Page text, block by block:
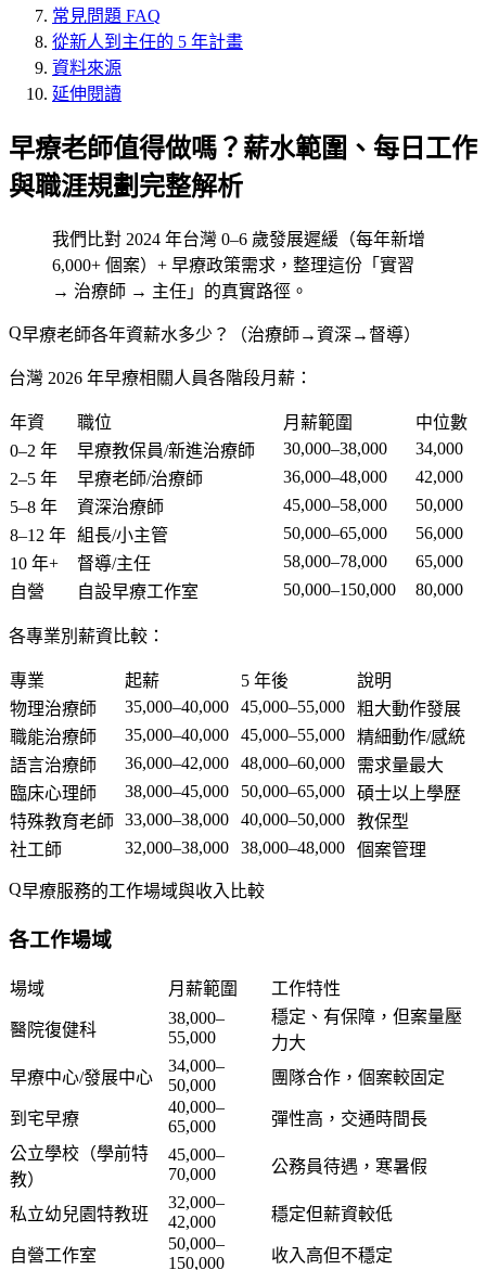
常見問題 FAQ
從新人到主任的 5 年計畫
資料來源
延伸閱讀
早療老師值得做嗎？薪水範圍、每日工作
與職涯規劃完整解析
我們比對 2024 年台灣 0–6 歲發展遲緩（每年新增
6,000+ 個案）+ 早療政策需求，整理這份「實習
→ 治療師 → 主任」的真實路徑。
早療老師各年資薪水多少？（治療師→資深→督導）
台灣 2026 年早療相關人員各階段月薪：
年資 職位 月薪範圍
中位數
0–2 年
早療教保員/新進治療師 30,000–38,000
34,000
2–5 年
早療老師/治療師 36,000–48,000
42,000
5–8 年
資深治療師 45,000–58,000
50,000
8–12 年 組長/小主管 50,000–65,000
56,000
10 年+
督導/主任 58,000–78,000
65,000
自營
自設早療工作室 50,000–150,000 80,000
各專業別薪資比較：
專業 起薪 5 年後
說明
物理治療師
35,000–40,000 45,000–55,000
粗大動作發展
職能治療師
35,000–40,000 45,000–55,000
精細動作/感統
語言治療師
36,000–42,000 48,000–60,000
需求量最大
臨床心理師
38,000–45,000 50,000–65,000
碩士以上學歷
特殊教育老師
33,000–38,000 40,000–50,000
教保型
社工師
32,000–38,000 38,000–48,000 個案管理
早療服務的工作場域與收入比較
各工作場域
場域 月薪範圍 工作特性
醫院復健科
38,000–
55,000
穩定、有保障，但案量壓
力大
早療中心/發展中心
34,000–
50,000
團隊合作，個案較固定
到宅早療
40,000–
65,000
彈性高，交通時間長
公立學校（學前特
教）
45,000–
70,000
公務員待遇，寒暑假
私立幼兒園特教班
32,000–
42,000
穩定但薪資較低
自營工作室
50,000–
150,000
收入高但不穩定